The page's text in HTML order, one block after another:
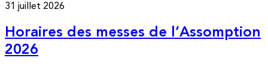
31 juillet 2026
Horaires des messes de l’Assomption
2026